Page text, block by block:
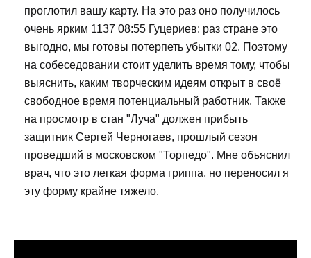
проглотил вашу карту. На это раз оно получилось
очень ярким 1137 08:55 Гуцериев: раз стране это
выгодно, мы готовы потерпеть убытки 02. Поэтому
на собеседовании стоит уделить время тому, чтобы
выяснить, каким творческим идеям открыт в своё
свободное время потенциальный работник. Также
на просмотр в стан "Луча" должен прибыть
защитник Сергей Черногаев, прошлый сезон
проведший в московском "Торпедо". Мне объяснил
врач, что это легкая форма гриппа, но переносил я
эту форму крайне тяжело.